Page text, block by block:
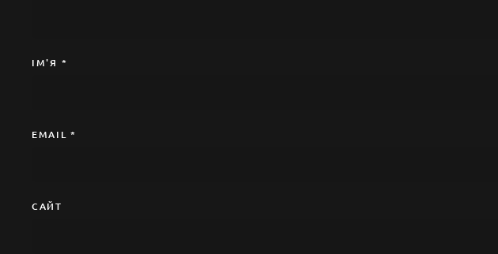
ІМ'Я *
EMAIL*
САЙТ